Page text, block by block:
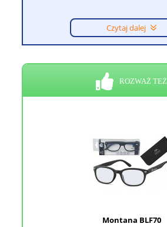
Czytaj dalej
ROZWAŻ TEŻ
Montana BLF70